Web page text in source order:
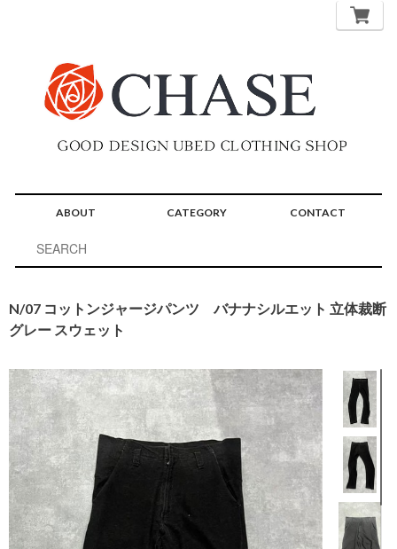
ABOUT CATEGORY CONTACT
N/07 コットンジャージパンツ バナナシルエット 立体裁断
グレー スウェット